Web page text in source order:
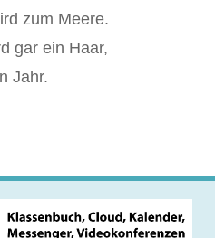
zum Meere.
gar ein Haar,
Jahr.